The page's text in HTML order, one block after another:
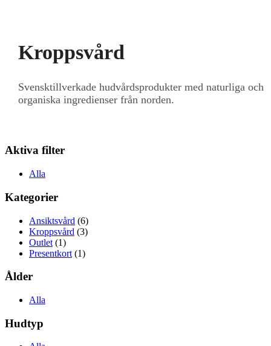
Kroppsvård
Svensktillverkade hudvårdsprodukter med naturliga och
organiska ingredienser från norden.
Aktiva filter
Alla
Kategorier
Ansiktsvård (6)
Kroppsvård (3)
Outlet (1)
Presentkort (1)
Ålder
Alla
Hudtyp